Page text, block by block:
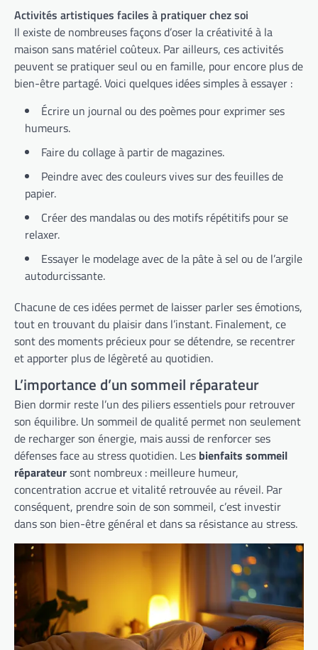
Activités artistiques faciles à pratiquer chez soi
Il existe de nombreuses façons d’oser la créativité à la
maison sans matériel coûteux. Par ailleurs, ces activités
peuvent se pratiquer seul ou en famille, pour encore plus de
bien-être partagé. Voici quelques idées simples à essayer :
Écrire un journal ou des poèmes pour exprimer ses
humeurs.
Faire du collage à partir de magazines.
Peindre avec des couleurs vives sur des feuilles de
papier.
Créer des mandalas ou des motifs répétitifs pour se
relaxer.
Essayer le modelage avec de la pâte à sel ou de l’argile
autodurcissante.
Chacune de ces idées permet de laisser parler ses émotions,
tout en trouvant du plaisir dans l’instant. Finalement, ce
sont des moments précieux pour se détendre, se recentrer
et apporter plus de légèreté au quotidien.
L’importance d’un sommeil réparateur
Bien dormir reste l’un des piliers essentiels pour retrouver
son équilibre. Un sommeil de qualité permet non seulement
de recharger son énergie, mais aussi de renforcer ses
défenses face au stress quotidien. Les bienfaits sommeil
réparateursont nombreux : meilleure humeur,
concentration accrue et vitalité retrouvée au réveil. Par
conséquent, prendre soin de son sommeil, c’est investir
dans son bien-être général et dans sa résistance au stress.